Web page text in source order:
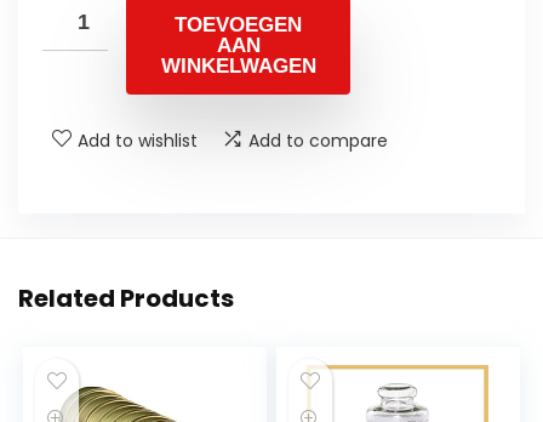
TOEVOEGEN
AAN
WINKELWAGEN
Add to wishlist Add to compare
Related Products